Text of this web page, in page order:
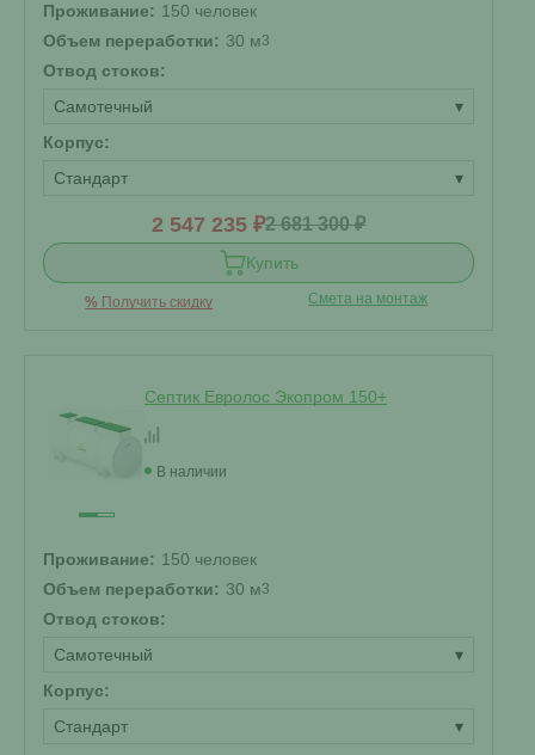
Проживание: 150 человек
Объем переработки: 30 м3
Отвод стоков:
Самотечный
▾
Корпус:
Стандарт
▾
2 547 235 ₽2 681 300 ₽
Купить
% Получить скидку Смета на монтаж
Септик Евролос Экопром 150+
В наличии
Проживание: 150 человек
Объем переработки: 30 м3
Отвод стоков:
Самотечный
▾
Корпус:
Стандарт
▾